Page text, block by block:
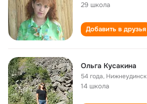
29 школа
Добавить в друзья
Ольга Кусакина
54 года, Нижнеудинск
14 школа